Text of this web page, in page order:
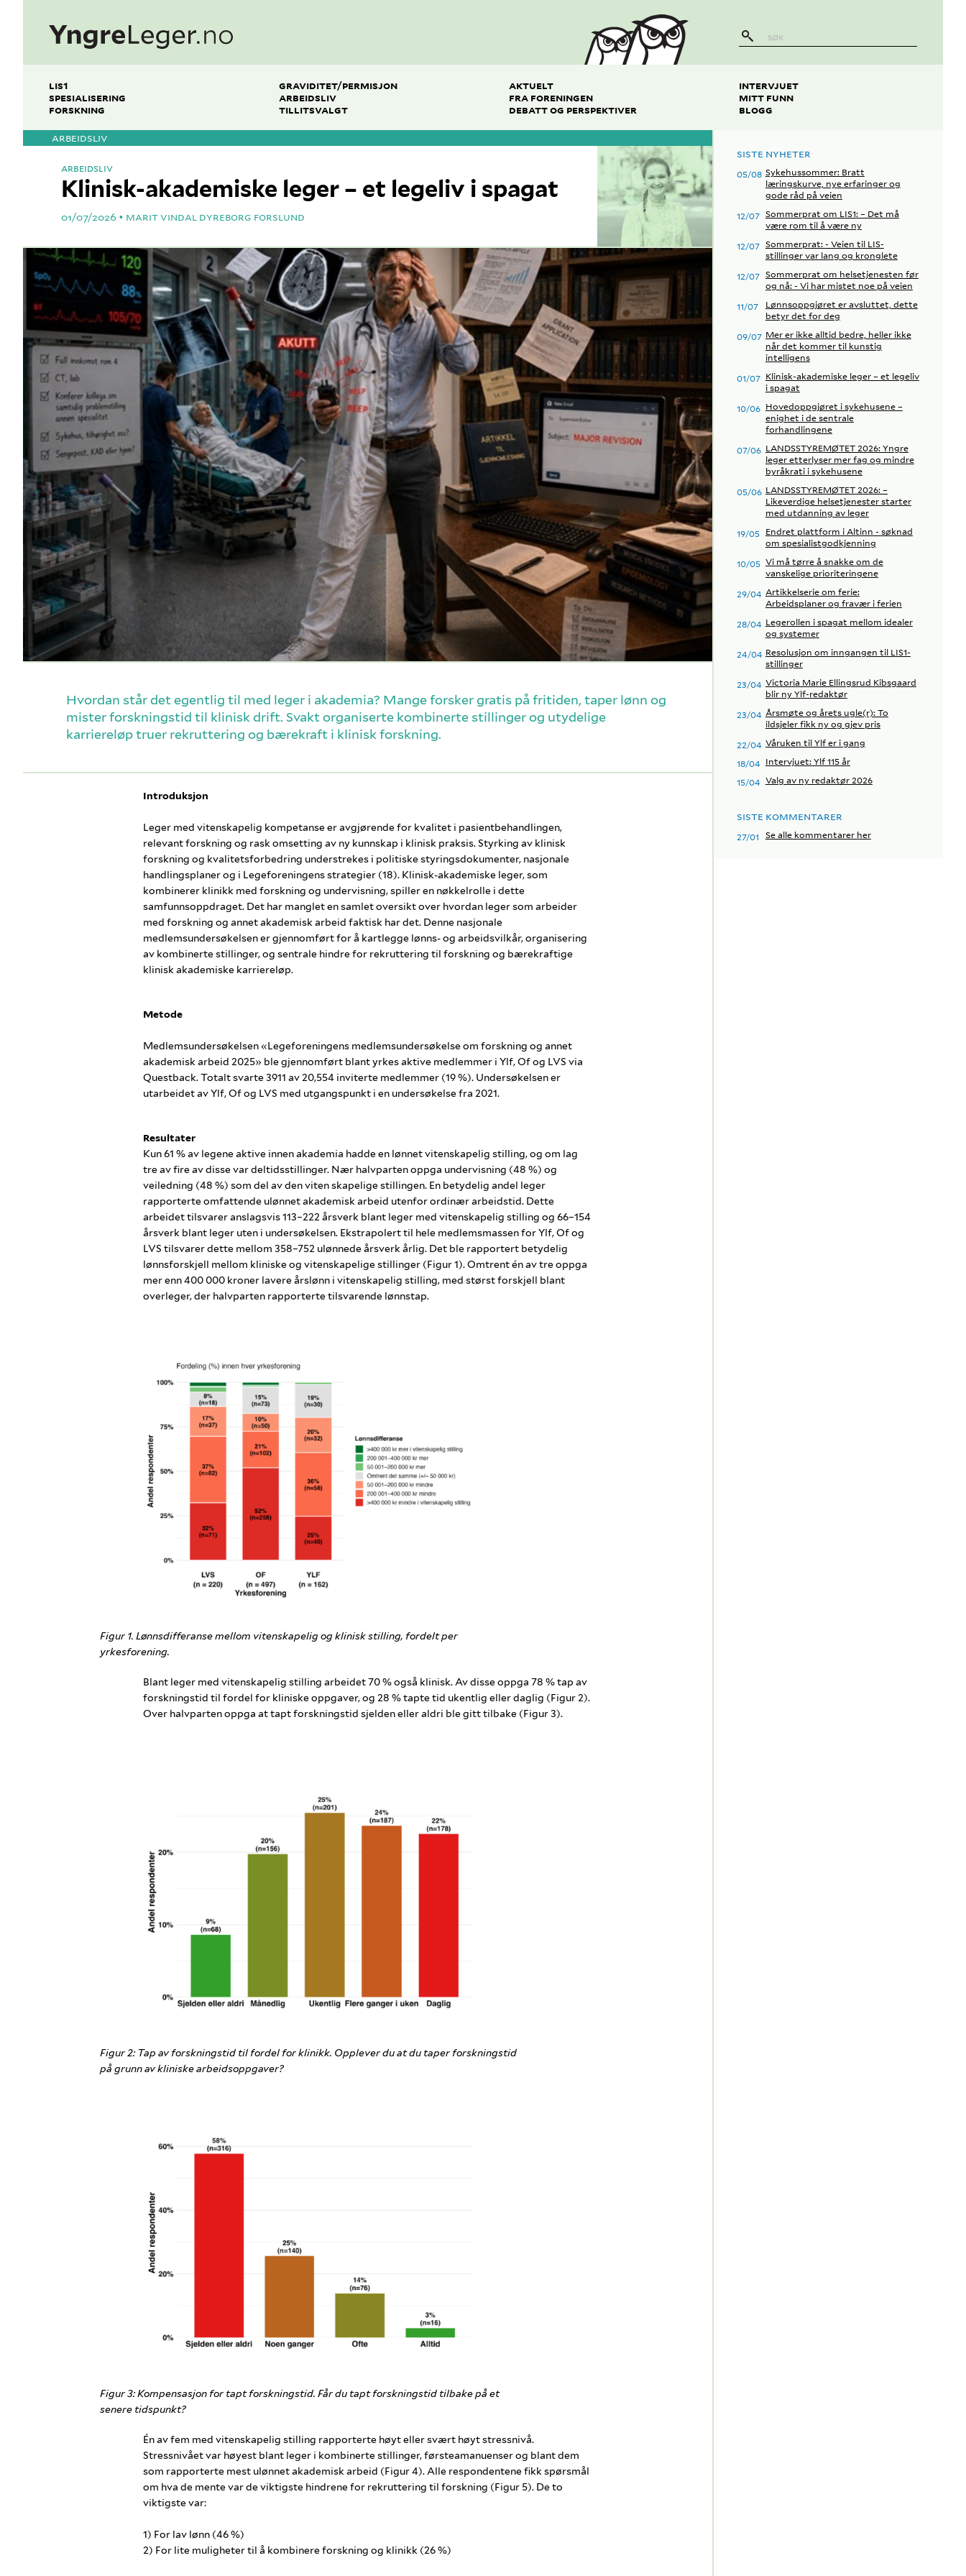
LIS1
SPESIALISERING
FORSKNING
GRAVIDITET/PERMISJON
ARBEIDSLIV
TILLITSVALGT
AKTUELT
FRA FORENINGEN
DEBATT OG PERSPEKTIVER
INTERVJUET
MITT FUNN
BLOGG
ARBEIDSLIV
Klinisk-akademiske leger – et legeliv i spagat
ARBEIDSLIV
01/07/2026 MARIT VINDAL DYREBORG FORSLUND
Hvordan står det egentlig til med leger i akademia? Mange forsker gratis på fritiden, taper lønn og
mister forskningstid til klinisk drift. Svakt organiserte kombinerte stillinger og utydelige
karriereløp truer rekruttering og bærekraft i klinisk forskning.
Introduksjon
Leger med vitenskapelig kompetanse er avgjørende for kvalitet i pasientbehandlingen,
relevant forskning og rask omsetting av ny kunnskap i klinisk praksis. Styrking av klinisk
forskning og kvalitetsforbedring understrekes i politiske styringsdokumenter, nasjonale
handlingsplaner og i Legeforeningens strategier (18). Klinisk-akademiske leger, som
kombinerer klinikk med forskning og undervisning, spiller en nøkkelrolle i dette
samfunnsoppdraget. Det har manglet en samlet oversikt over hvordan leger som arbeider
med forskning og annet akademisk arbeid faktisk har det. Denne nasjonale
medlemsundersøkelsen er gjennomført for å kartlegge lønns- og arbeidsvilkår, organisering
av kombinerte stillinger, og sentrale hindre for rekruttering til forskning og bærekraftige
klinisk akademiske karriereløp.
Metode
Medlemsundersøkelsen «Legeforeningens medlemsundersøkelse om forskning og annet
akademisk arbeid 2025» ble gjennomført blant yrkes aktive medlemmer i Ylf, Of og LVS via
Questback. Totalt svarte 3911 av 20,554 inviterte medlemmer (19 %). Undersøkelsen er
utarbeidet av Ylf, Of og LVS med utgangspunkt i en undersøkelse fra 2021.
Resultater
Kun 61 % av legene aktive innen akademia hadde en lønnet vitenskapelig stilling, og om lag
tre av fire av disse var deltidsstillinger. Nær halvparten oppga undervisning (48 %) og
veiledning (48 %) som del av den viten skapelige stillingen. En betydelig andel leger
rapporterte omfattende ulønnet akademisk arbeid utenfor ordinær arbeidstid. Dette
arbeidet tilsvarer anslagsvis 113–222 årsverk blant leger med vitenskapelig stilling og 66–154
årsverk blant leger uten i undersøkelsen. Ekstrapolert til hele medlemsmassen for Ylf, Of og
LVS tilsvarer dette mellom 358–752 ulønnede årsverk årlig. Det ble rapportert betydelig
lønnsforskjell mellom kliniske og vitenskapelige stillinger (Figur 1). Omtrent én av tre oppga
mer enn 400 000 kroner lavere årslønn i vitenskapelig stilling, med størst forskjell blant
overleger, der halvparten rapporterte tilsvarende lønnstap.
Figur 1. Lønnsdifferanse mellom vitenskapelig og klinisk stilling, fordelt per
yrkesforening.
Blant leger med vitenskapelig stilling arbeidet 70 % også klinisk. Av disse oppga 78 % tap av
forskningstid til fordel for kliniske oppgaver, og 28 % tapte tid ukentlig eller daglig (Figur 2).
Over halvparten oppga at tapt forskningstid sjelden eller aldri ble gitt tilbake (Figur 3).
Figur 2: Tap av forskningstid til fordel for klinikk. Opplever du at du taper forskningstid
på grunn av kliniske arbeidsoppgaver?
Figur 3: Kompensasjon for tapt forskningstid. Får du tapt forskningstid tilbake på et
senere tidspunkt?
Én av fem med vitenskapelig stilling rapporterte høyt eller svært høyt stressnivå.
Stressnivået var høyest blant leger i kombinerte stillinger, førsteamanuenser og blant dem
som rapporterte mest ulønnet akademisk arbeid (Figur 4). Alle respondentene fikk spørsmål
om hva de mente var de viktigste hindrene for rekruttering til forskning (Figur 5). De to
viktigste var:
1) For lav lønn (46 %)
2) For lite muligheter til å kombinere forskning og klinikk (26 %)
SISTE NYHETER
05/08 Sykehussommer: Bratt
læringskurve, nye erfaringer og
gode råd på veien
12/07 Sommerprat om LIS1: – Det må
være rom til å være ny
12/07 Sommerprat: - Veien til LIS-
stillinger var lang og kronglete
12/07 Sommerprat om helsetjenesten før
og nå: - Vi har mistet noe på veien
11/07
Lønnsoppgjøret er avsluttet, dette
betyr det for deg
09/07 Mer er ikke alltid bedre, heller ikke
når det kommer til kunstig
intelligens
01/07 Klinisk-akademiske leger – et legeliv
i spagat
10/06 Hovedoppgjøret i sykehusene –
enighet i de sentrale
forhandlingene
07/06 LANDSSTYREMØTET 2026: Yngre
leger etterlyser mer fag og mindre
byråkrati i sykehusene
05/06 LANDSSTYREMØTET 2026: –
Likeverdige helsetjenester starter
med utdanning av leger
19/05 Endret plattform i Altinn - søknad
om spesialistgodkjenning
10/05 Vi må tørre å snakke om de
vanskelige prioriteringene
29/04 Artikkelserie om ferie:
Arbeidsplaner og fravær i ferien
28/04 Legerollen i spagat mellom idealer
og systemer
24/04 Resolusjon om inngangen til LIS1-
stillinger
23/04 Victoria Marie Ellingsrud Kibsgaard
blir ny Ylf-redaktør
23/04 Årsmøte og årets ugle(r): To
ildsjeler fikk ny og gjev pris
22/04 Våruken til Ylf er i gang
18/04 Intervjuet: Ylf 115 år
15/04 Valg av ny redaktør 2026
SISTE KOMMENTARER
27/01 Se alle kommentarer her